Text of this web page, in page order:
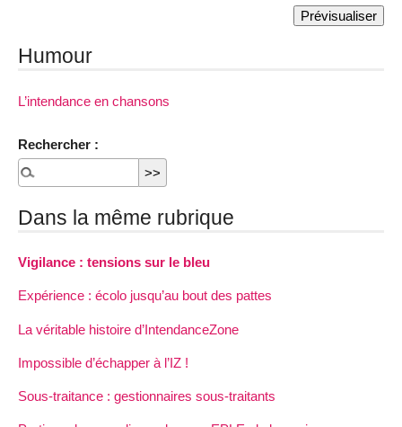
Humour
L’intendance en chansons
Rechercher :
Dans la même rubrique
Vigilance : tensions sur le bleu
Expérience : écolo jusqu’au bout des pattes
La véritable histoire d’IntendanceZone
Impossible d’échapper à l’IZ !
Sous-traitance : gestionnaires sous-traitants